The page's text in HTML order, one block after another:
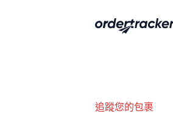
追蹤您的包裹